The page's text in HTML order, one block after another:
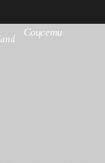
Соцсети